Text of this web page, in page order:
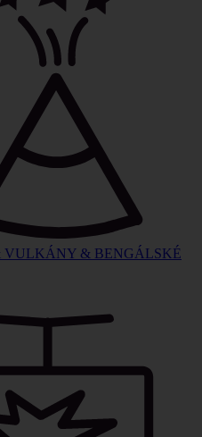
VULKÁNY & BENGÁLSKÉ